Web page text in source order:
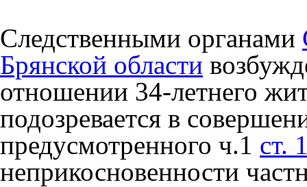
Следственными органами
Брянской области
отношении 34-летнего
подозревается в
предусмотренного ч.1 ст.
неприкосновенности